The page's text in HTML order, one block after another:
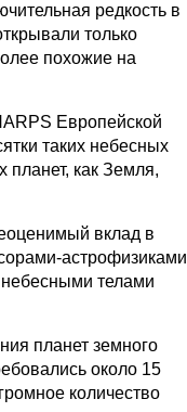
редкость в
только
похожие на
Европейской
таких небесных
планет, как Земля,
вклад в
астрофизиками
телами
планет земного
около 15
количество